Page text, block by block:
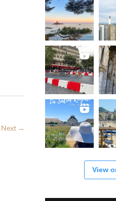
Next →
View